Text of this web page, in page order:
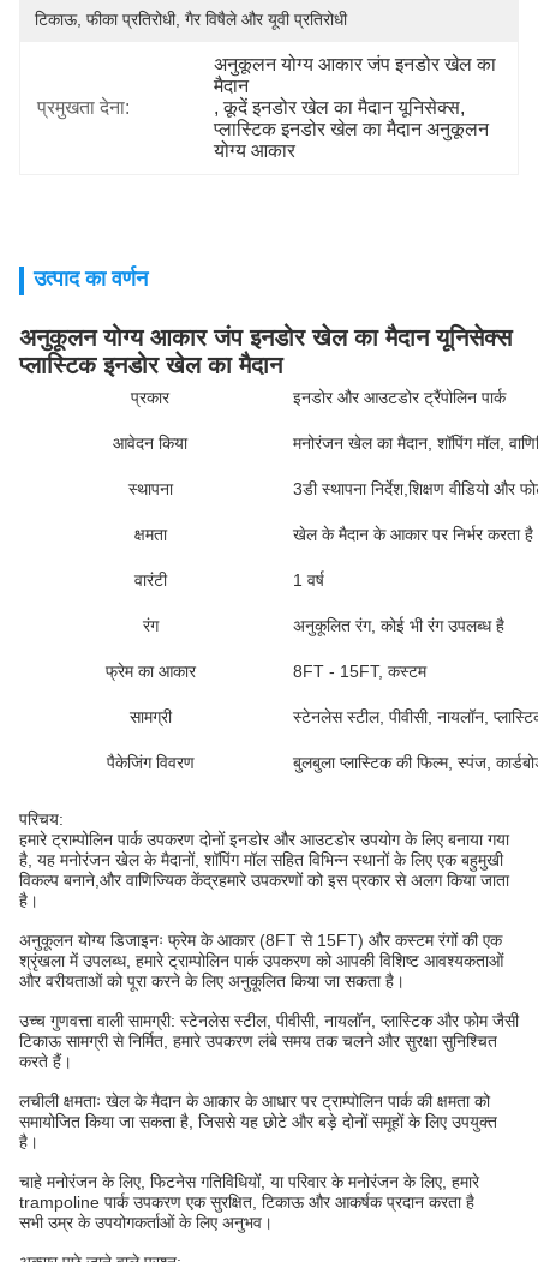
टिकाऊ, फीका प्रतिरोधी, गैर विषैले और यूवी प्रतिरोधी
प्रमुखता देना:
अनुकूलन योग्य आकार जंप इनडोर खेल का
मैदान
, कूदें इनडोर खेल का मैदान यूनिसेक्स,
प्लास्टिक इनडोर खेल का मैदान अनुकूलन
योग्य आकार
उत्पाद का वर्णन
अनुकूलन योग्य आकार जंप इनडोर खेल का मैदान यूनिसेक्स
प्लास्टिक इनडोर खेल का मैदान
प्रकार इनडोर और आउटडोर ट्रैंपोलिन पार्क
आवेदन किया मनोरंजन खेल का मैदान, शॉपिंग मॉल,
स्थापना 3डी स्थापना निर्देश,शिक्षण वीडियो और
क्षमता खेल के मैदान के आकार पर निर्भर करता है
वारंटी 1 वर्ष
रंग अनुकूलित रंग, कोई भी रंग उपलब्ध है
फ्रेम का आकार 8FT - 15FT, कस्टम
सामग्री स्टेनलेस स्टील, पीवीसी, नायलॉन,
पैकेजिंग विवरण बुलबुला प्लास्टिक की फिल्म, स्पंज,
परिचय:
हमारे ट्राम्पोलिन पार्क उपकरण दोनों इनडोर और आउटडोर उपयोग के लिए बनाया गया
है, यह मनोरंजन खेल के मैदानों, शॉपिंग मॉल सहित विभिन्न स्थानों के लिए एक बहुमुखी
विकल्प बनाने,और वाणिज्यिक केंद्रहमारे उपकरणों को इस प्रकार से अलग किया जाता
है।
अनुकूलन योग्य डिजाइनः फ्रेम के आकार (8FT से 15FT) और कस्टम रंगों की एक
श्रृंखला में उपलब्ध, हमारे ट्राम्पोलिन पार्क उपकरण को आपकी विशिष्ट आवश्यकताओं
और वरीयताओं को पूरा करने के लिए अनुकूलित किया जा सकता है।
उच्च गुणवत्ता वाली सामग्री: स्टेनलेस स्टील, पीवीसी, नायलॉन, प्लास्टिक और फोम जैसी
टिकाऊ सामग्री से निर्मित, हमारे उपकरण लंबे समय तक चलने और सुरक्षा सुनिश्चित
करते हैं।
लचीली क्षमताः खेल के मैदान के आकार के आधार पर ट्राम्पोलिन पार्क की क्षमता को
समायोजित किया जा सकता है, जिससे यह छोटे और बड़े दोनों समूहों के लिए उपयुक्त
है।
चाहे मनोरंजन के लिए, फिटनेस गतिविधियों, या परिवार के मनोरंजन के लिए, हमारे
trampoline पार्क उपकरण एक सुरक्षित, टिकाऊ और आकर्षक प्रदान करता है
सभी उम्र के उपयोगकर्ताओं के लिए अनुभव।